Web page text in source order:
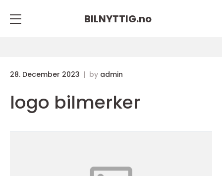
BILNYTTIG.no
28. December 2023 by admin
logo bilmerker